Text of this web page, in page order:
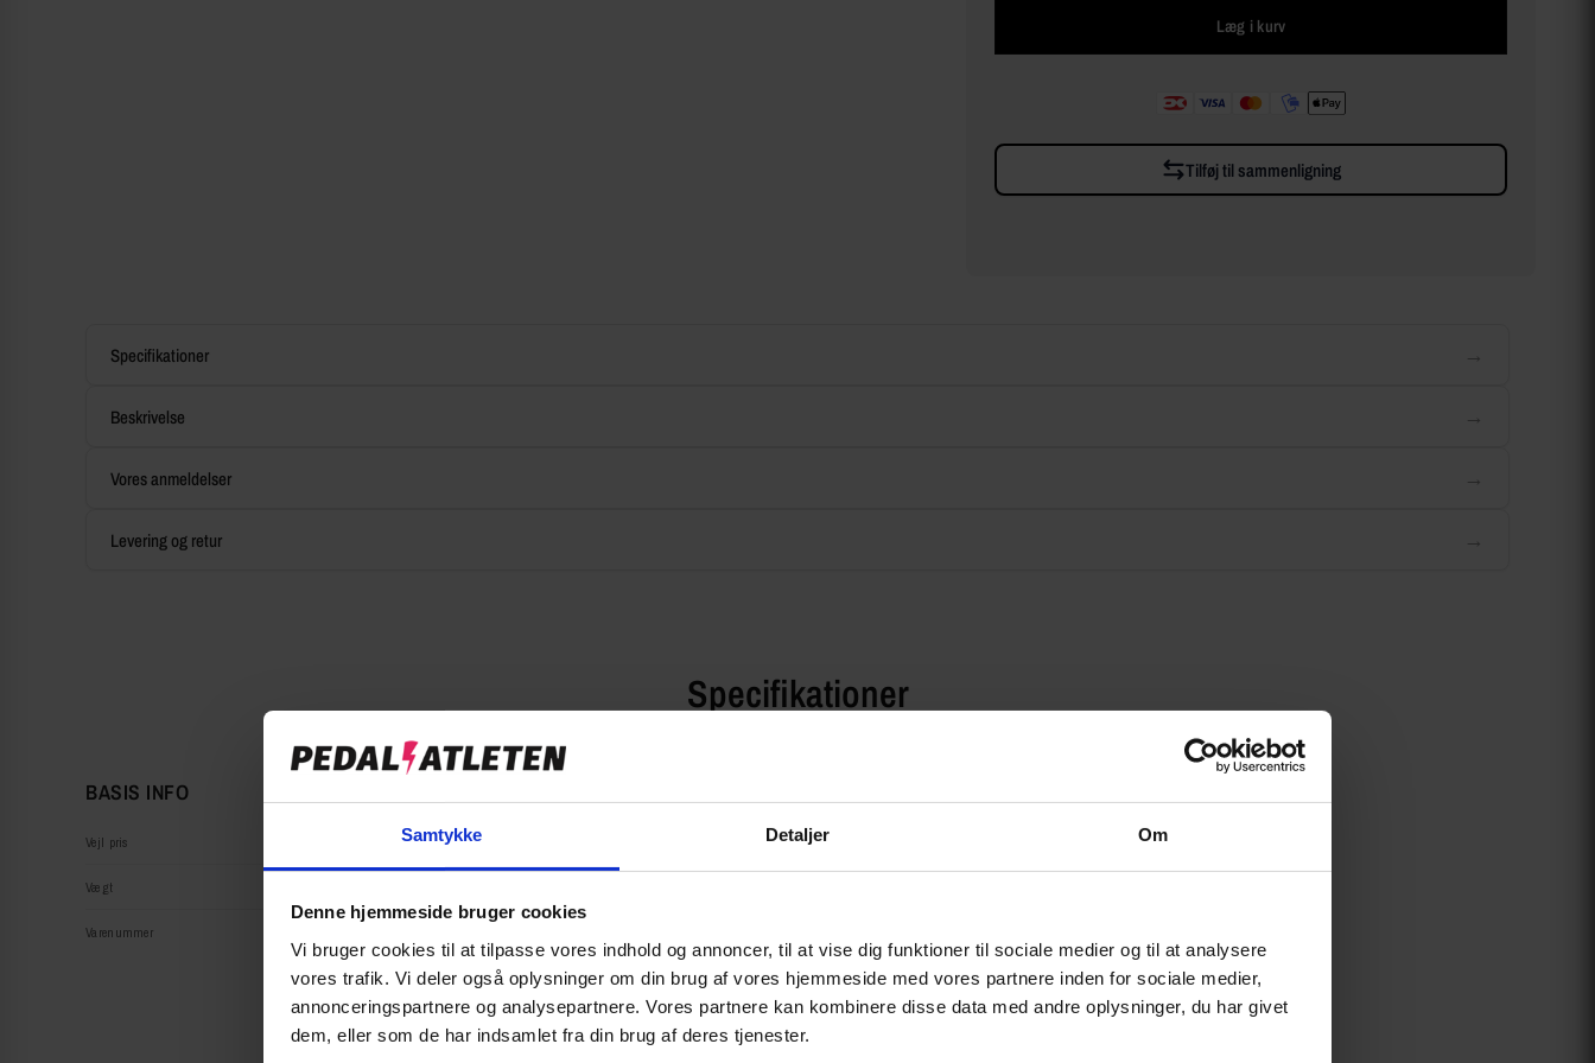
Samtykke Detaljer Om
Denne hjemmeside bruger cookies
Vi bruger cookies til at tilpasse vores indhold og annoncer, til at vise dig funktioner til sociale medier og til at analysere
vores trafik. Vi deler også oplysninger om din brug af vores hjemmeside med vores partnere inden for sociale medier,
annonceringspartnere og analysepartnere. Vores partnere kan kombinere disse data med andre oplysninger, du har givet
dem, eller som de har indsamlet fra din brug af deres tjenester.
Læg i kurv
Tilføj til sammenligning
Specifikationer →
Beskrivelse →
Vores anmeldelser →
Levering og retur →
Specifikationer
BASIS INFO
Vejl pris 1.449,00 kr
Vægt
Varenummer